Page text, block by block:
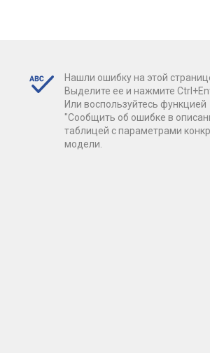
Нашли ошибку на этой
Выделите ее и нажмите
Или воспользуйтесь функцией
"Сообщить об ошибке в
таблицей с параметрами
модели.